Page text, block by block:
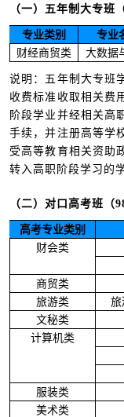
（一）五年制大专班
专业类别 专业
财经商贸类
大数据
说明：五年制大专班
收费标准收取相关费
阶段学业并经相关高
手续，并注册高等学
受高等教育相关资助
转入高职阶段学习的
（二）对口高考班（
高考专业类别
财会类
商贸类
旅游类
旅
文秘类
计算机类
服装类
美术类